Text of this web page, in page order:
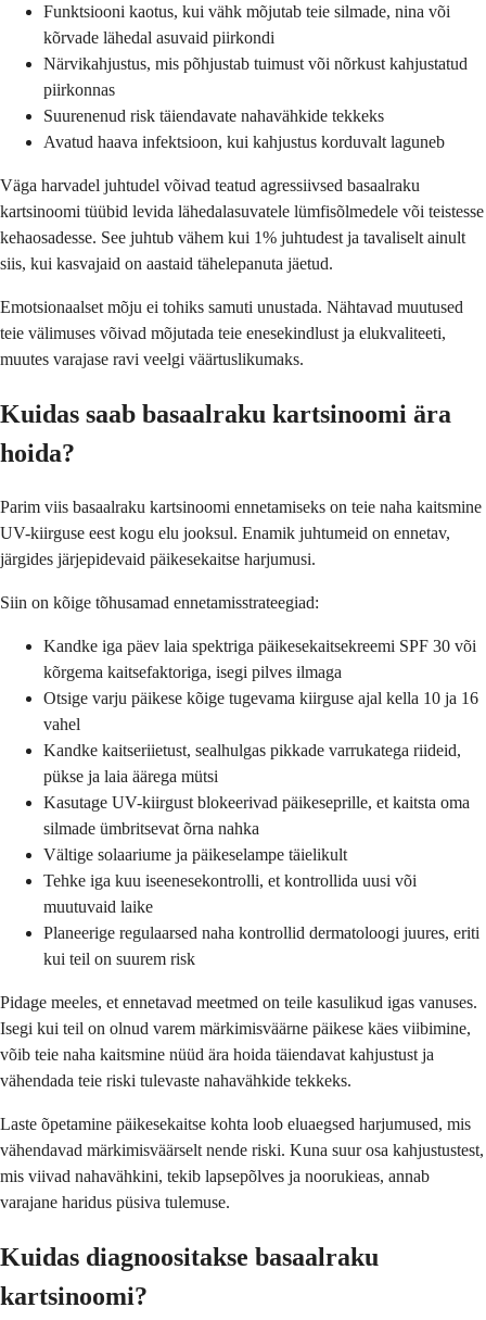
Funktsiooni kaotus, kui vähk mõjutab teie silmade, nina või
kõrvade lähedal asuvaid piirkondi
Närvikahjustus, mis põhjustab tuimust või nõrkust kahjustatud
piirkonnas
Suurenenud risk täiendavate nahavähkide tekkeks
Avatud haava infektsioon, kui kahjustus korduvalt laguneb
Väga harvadel juhtudel võivad teatud agressiivsed basaalraku
kartsinoomi tüübid levida lähedalasuvatele lümfisõlmedele või teistesse
kehaosadesse. See juhtub vähem kui 1% juhtudest ja tavaliselt ainult
siis, kui kasvajaid on aastaid tähelepanuta jäetud.
Emotsionaalset mõju ei tohiks samuti unustada. Nähtavad muutused
teie välimuses võivad mõjutada teie enesekindlust ja elukvaliteeti,
muutes varajase ravi veelgi väärtuslikumaks.
Kuidas saab basaalraku kartsinoomi ära
hoida?
Parim viis basaalraku kartsinoomi ennetamiseks on teie naha kaitsmine
UV-kiirguse eest kogu elu jooksul. Enamik juhtumeid on ennetav,
järgides järjepidevaid päikesekaitse harjumusi.
Siin on kõige tõhusamad ennetamisstrateegiad:
Kandke iga päev laia spektriga päikesekaitsekreemi SPF 30 või
kõrgema kaitsefaktoriga, isegi pilves ilmaga
Otsige varju päikese kõige tugevama kiirguse ajal kella 10 ja 16
vahel
Kandke kaitseriietust, sealhulgas pikkade varrukatega riideid,
pükse ja laia äärega mütsi
Kasutage UV-kiirgust blokeerivad päikeseprille, et kaitsta oma
silmade ümbritsevat õrna nahka
Vältige solaariume ja päikeselampe täielikult
Tehke iga kuu iseenesekontrolli, et kontrollida uusi või
muutuvaid laike
Planeerige regulaarsed naha kontrollid dermatoloogi juures, eriti
kui teil on suurem risk
Pidage meeles, et ennetavad meetmed on teile kasulikud igas vanuses.
Isegi kui teil on olnud varem märkimisväärne päikese käes viibimine,
võib teie naha kaitsmine nüüd ära hoida täiendavat kahjustust ja
vähendada teie riski tulevaste nahavähkide tekkeks.
Laste õpetamine päikesekaitse kohta loob eluaegsed harjumused, mis
vähendavad märkimisväärselt nende riski. Kuna suur osa kahjustustest,
mis viivad nahavähkini, tekib lapsepõlves ja noorukieas, annab
varajane haridus püsiva tulemuse.
Kuidas diagnoositakse basaalraku
kartsinoomi?